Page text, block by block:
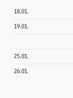
18.01.
19.01.
25.01.
26.01.